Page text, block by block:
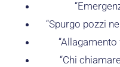
“Spurgo pozzi
“Chi